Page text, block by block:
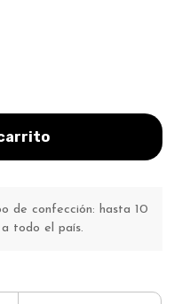
de confección: hasta 10
todo el país.